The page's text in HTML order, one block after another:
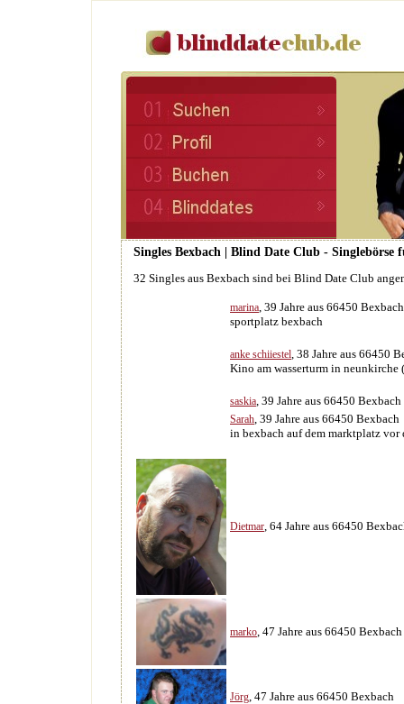
Singles Bexbach | Blind Date Club -
32 Singles aus Bexbach sind bei Blind Date Club
marina, 39 Jahre aus 66450 Bexbach
sportplatz bexbach
anke schiiestel, 38 Jahre aus 66450
Kino am wasserturm in neunkirche
saskia, 39 Jahre aus 66450 Bexbach
Sarah, 39 Jahre aus 66450 Bexbach
in bexbach auf dem marktplatz vor
Dietmar, 64 Jahre aus 66450
marko, 47 Jahre aus 66450 Bexbach
Jörg, 47 Jahre aus 66450 Bexbach